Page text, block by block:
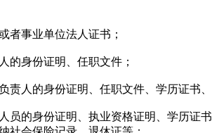
事业单位法人证书；
身份证明、任职文件；
人的身份证明、任职文件、学历证书
的身份证明、执业资格证明、学历证